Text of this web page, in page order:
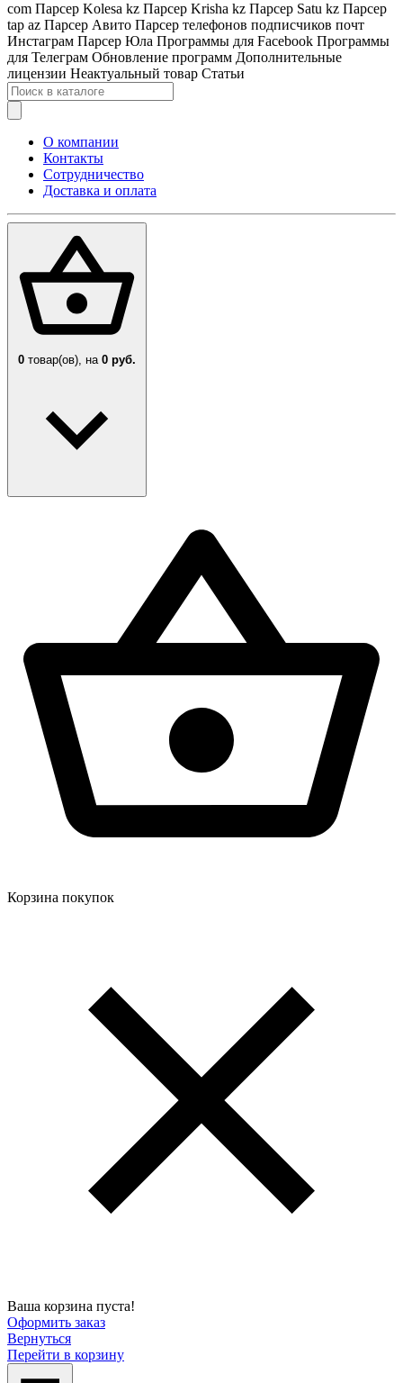
com Парсер Kolesa kz Парсер Krisha kz Парсер Satu kz Парсер
tap az Парсер Авито Парсер телефонов подписчиков почт
Инстаграм Парсер Юла Программы для Facebook Программы
для Телеграм Обновление программ Дополнительные
лицензии Неактуальный товар Статьи
О компании
Контакты
Сотрудничество
Доставка и оплата
0 товар(ов), на 0 руб.
Корзина покупок
Ваша корзина пуста!
Оформить заказ
Вернуться
Перейти в корзину